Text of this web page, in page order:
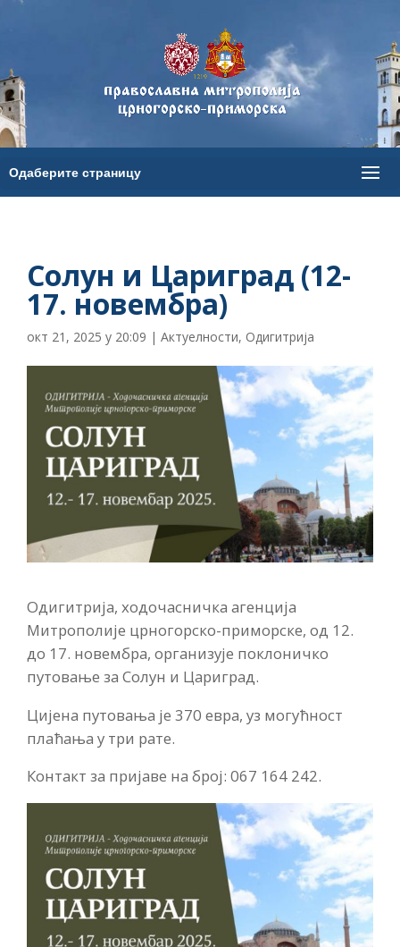
Солун и Цариград (12-
17. новембра)
окт 21, 2025 у 20:09 | Актуелности, Одигитрија
Одигитрија, ходочасничка агенција
Митрополије црногорско-приморске, од 12.
до 17. новембра, организује поклоничко
путовање за Солун и Цариград.
Цијена путовања је 370 евра, уз могућност
плаћања у три рате.
Контакт за пријаве на број: 067 164 242.